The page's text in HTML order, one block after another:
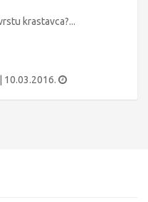
krastavca?...
| 10.03.2016.